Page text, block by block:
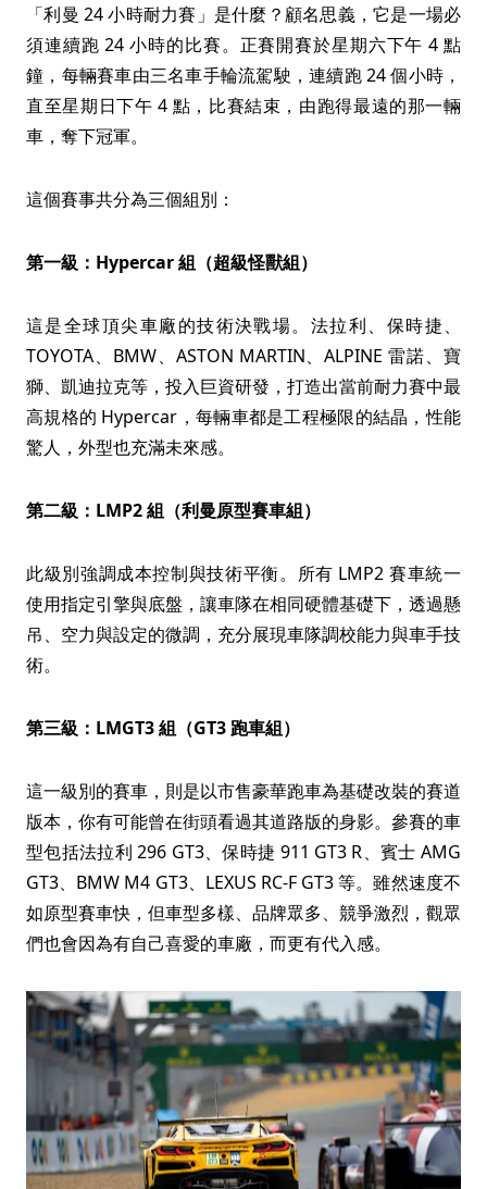
「利曼 24 小時耐力賽」是什麼？顧名思義，它是一場必
須連續跑 24 小時的比賽。正賽開賽於星期六下午 4 點
鐘，每輛賽車由三名車手輪流駕駛，連續跑 24 個小時，
直至星期日下午 4 點，比賽結束，由跑得最遠的那一輛
車，奪下冠軍。
這個賽事共分為三個組別：
第一級：Hypercar 組（超級怪獸組）
這是全球頂尖車廠的技術決戰場。法拉利、保時捷、
TOYOTA、BMW、ASTON MARTIN、ALPINE 雷諾、寶
獅、凱迪拉克等，投入巨資研發，打造出當前耐力賽中最
高規格的 Hypercar，每輛車都是工程極限的結晶，性能
驚人，外型也充滿未來感。
第二級：LMP2 組（利曼原型賽車組）
此級別強調成本控制與技術平衡。所有 LMP2 賽車統一
使用指定引擎與底盤，讓車隊在相同硬體基礎下，透過懸
吊、空力與設定的微調，充分展現車隊調校能力與車手技
術。
第三級：LMGT3 組（GT3 跑車組）
這一級別的賽車，則是以市售豪華跑車為基礎改裝的賽道
版本，你有可能曾在街頭看過其道路版的身影。參賽的車
型包括法拉利 296 GT3、保時捷 911 GT3 R、賓士 AMG
GT3、BMW M4 GT3、LEXUS RC-F GT3 等。雖然速度不
如原型賽車快，但車型多樣、品牌眾多、競爭激烈，觀眾
們也會因為有自己喜愛的車廠，而更有代入感。